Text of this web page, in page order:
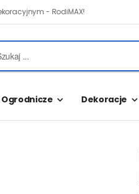
- RodiMAX!
Ogrodnicze Dekoracje